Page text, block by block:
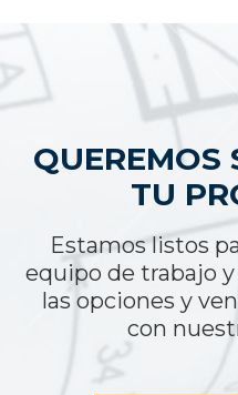
QUEREMOS
TU
Estamos listos
equipo de trabajo
las opciones y
con